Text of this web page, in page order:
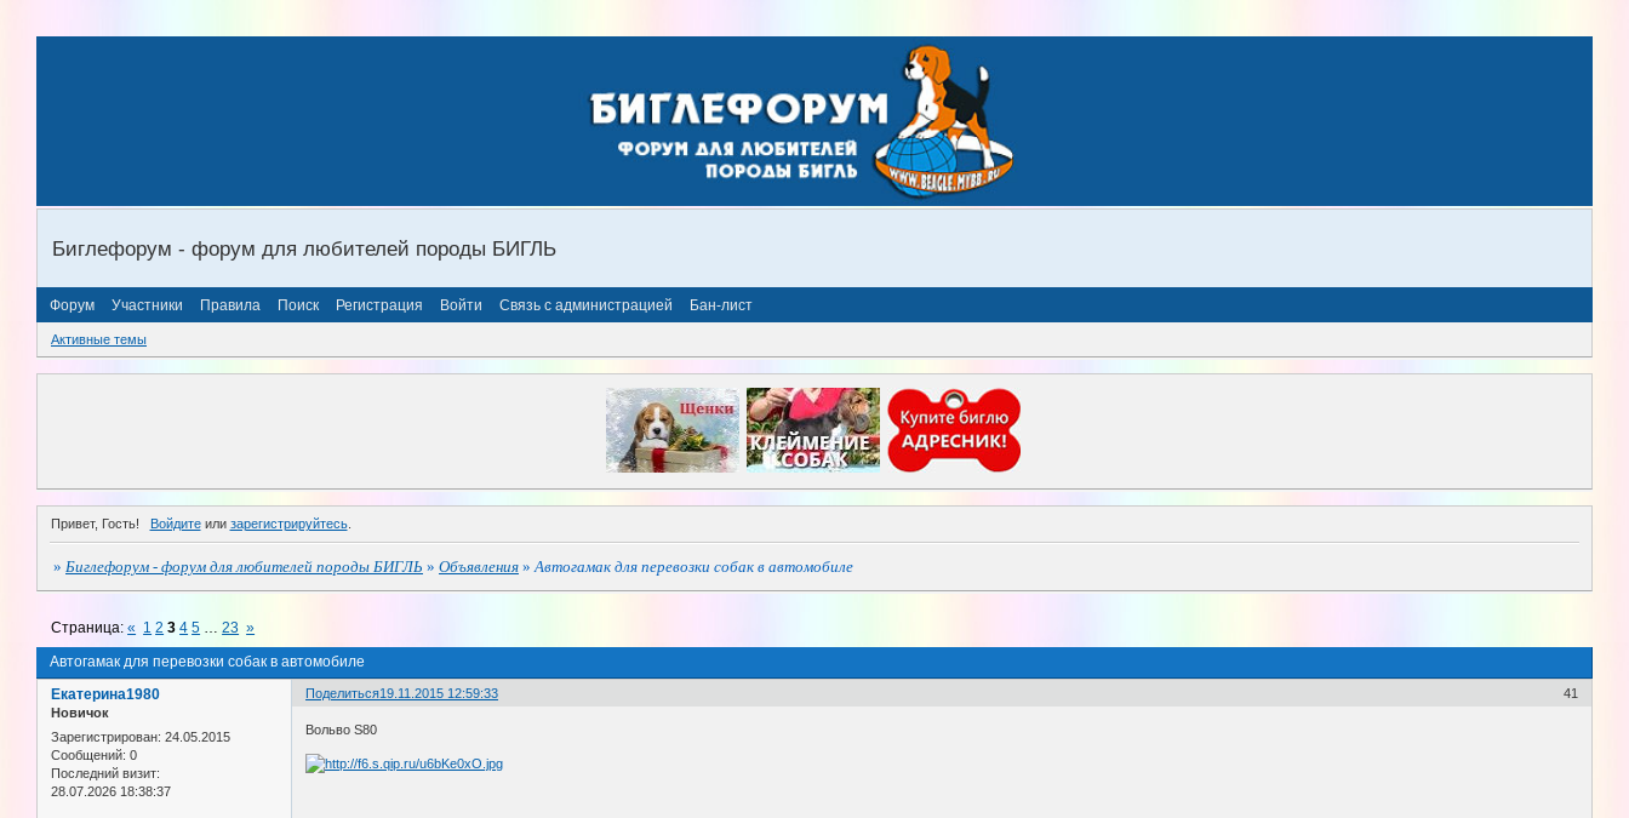
Биглефорум - форум для любителей породы БИГЛЬ
Форум Участники Правила Поиск Регистрация Войти Связь с администрацией Бан-лист
Активные темы
Привет, Гость! Войдитеили зарегистрируйтесь.
» Биглефорум - форум для любителей породы БИГЛЬ » Объявления »Автогамак для перевозки собак в автомобиле
Автогамак для перевозки собак в автомобиле
Страница:« 1 2 3 4 5 … 23 »
Поделиться 41
19.11.2015 12:59:33
Екатерина1980
Новичок
Зарегистрирован: 24.05.2015
Сообщений: 0
Последний визит:
28.07.2026 18:38:37
Вольво S80